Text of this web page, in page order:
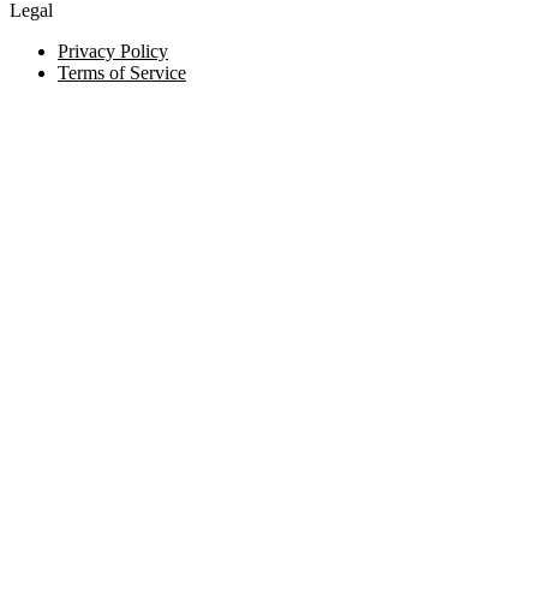
Legal
Privacy Policy
Terms of Service